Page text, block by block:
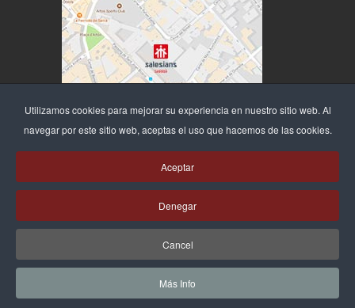
Utilizamos cookies para mejorar su experiencia en nuestro sitio web. Al
navegar por este sitio web, aceptas el uso que hacemos de las cookies.
Aceptar
Denegar
Cancel
Más Info
© 2026 Salesians Sarrià -Privacidad /Aviso Legal